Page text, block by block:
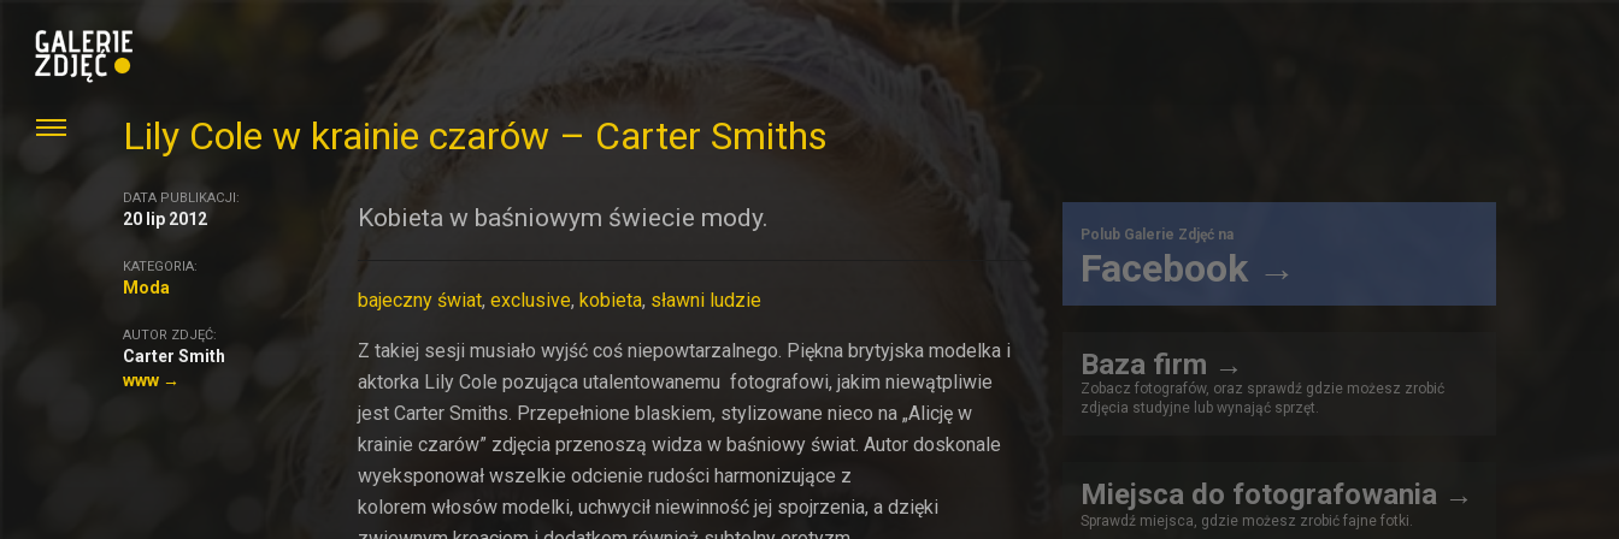
Lily Cole w krainie czarów – Carter Smiths
Kobieta w baśniowym świecie mody.
bajeczny świat, exclusive, kobieta, sławni ludzie
Z takiej sesji musiało wyjść coś niepowtarzalnego. Piękna brytyjska modelka i
aktorka Lily Cole pozująca utalentowanemu fotografowi, jakim niewątpliwie
jest Carter Smiths. Przepełnione blaskiem, stylizowane nieco na „Alicję w
krainie czarów” zdjęcia przenoszą widza w baśniowy świat. Autor doskonale
wyeksponował wszelkie odcienie rudości harmonizujące z
kolorem włosów modelki, uchwycił niewinność jej spojrzenia, a dzięki
DATA PUBLIKACJI:
20 lip 2012
KATEGORIA:
Moda
AUTOR ZDJĘĆ:
Carter Smith
www →
Polub Galerie Zdjęć na
Facebook →
Baza firm →
Zobacz fotografów, oraz sprawdź gdzie możesz zrobić
zdjęcia studyjne lub wynająć sprzęt.
Miejsca do fotografowania →
Sprawdź miejsca, gdzie możesz zrobić fajne fotki.